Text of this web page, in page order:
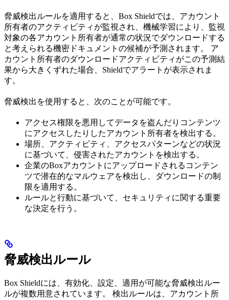
脅威検出ルールを適用すると、Box Shieldでは、アカウント
所有者のアクティビティが監視され、機械学習により、監視
対象の各アカウント所有者が通常の状況でダウンロードする
と考えられる機密ドキュメントの候補が予測されます。 ア
カウント所有者のダウンロードアクティビティがこの予測結
果から大きくずれた場合、Shieldでアラートが表示されま
す。
脅威検出を使用すると、次のことが可能です。
アクセス権限を悪用してデータを盗んだりコンテンツ
にアクセスしたりしたアカウント所有者を検出する。
場所、アクティビティ、アクセスパターンなどの状況
に基づいて、侵害されたアカウントを検出する。
企業のBoxアカウントにアップロードされるコンテン
ツで潜在的なマルウェアを検出し、ダウンロードの制
限を適用する。
ルールと行動に基づいて、セキュリティに関する重要
な決定を行う。
脅威検出ルール
Box Shieldには、有効化、設定、適用が可能な脅威検出ルー
ルが複数用意されています。 検出ルールは、アカウント所